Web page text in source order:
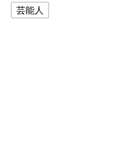
芸能人